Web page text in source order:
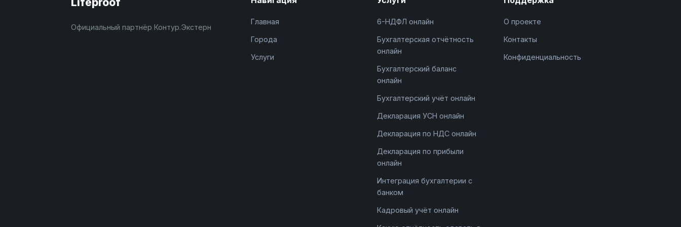
Официальный партнёр Контур.Экстерн
Главная
Города
Услуги
6-НДФЛ онлайн
Бухгалтерская отчётность
онлайн
Бухгалтерский баланс
онлайн
Бухгалтерский учёт онлайн
Декларация УСН онлайн
Декларация по НДС онлайн
Декларация по прибыли
онлайн
Интеграция бухгалтерии с
банком
Кадровый учёт онлайн
О проекте
Контакты
Конфиденциальность